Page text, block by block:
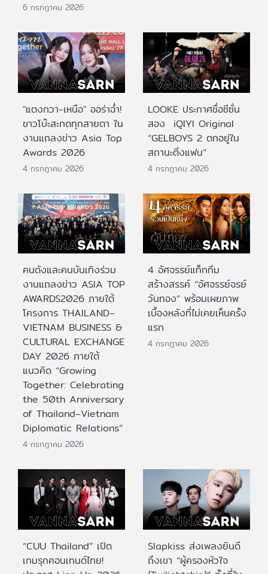
6 กรกฎาคม 2026
"แตงกวา-เหนือ" ออร่าฉ่ำ!
ขาวโบ๊ะสะกดทุกสายตา ใน
งานแถลงข่าว Asia Top
Awards 2026
4 กรกฎาคม 2026
LOOKE ประกาศชื่อซีซั่น
สอง iQIYI Original
“GELBOYS 2 ตกอยู่ใน
สถานะติ่งแฟน”
4 กรกฎาคม 2026
คนดังและคนบันเทิงร่วม
งานแถลงข่าว ASIA TOP
AWARDS2026 ภายใต้
โครงการ THAILAND–
VIETNAM BUSINESS &
CULTURAL EXCHANGE
DAY 2026 ภายใต้
แนวคิด “Growing
Together: Celebrating
the 50th Anniversary
of Thailand–Vietnam
Diplomatic Relations”
4 กรกฎาคม 2026
4 อัศจรรย์แท็กทีม
สร้างสรรค์ “อัศจรรย์จรย์
วันทอง” พร้อมเผยภาพ
เบื้องหลังที่ไม่เคยเห็นครั้ง
แรก
4 กรกฎาคม 2026
“CUU Thailand” เปิด
เกมรุกคอนเทนต์ไทย!
Slapkiss ส่งเพลงยินดี
ถึงเขา “ผู้ครองหัวใจ